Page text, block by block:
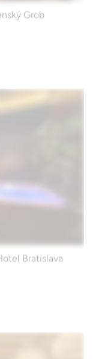
Grob
Bratislava